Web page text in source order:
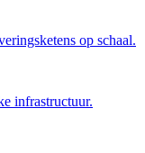
op schaal.
infrastructuur.